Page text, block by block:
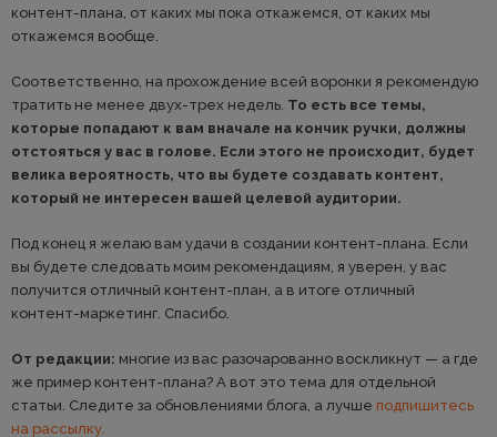
контент-плана, от каких мы пока откажемся, от каких мы
откажемся вообще.
Соответственно, на прохождение всей воронки я рекомендую
тратить не менее двух-трех недель. То есть все темы,
которые попадают к вам вначале на кончик ручки, должны
отстояться у вас в голове. Если этого не происходит, будет
велика вероятность, что вы будете создавать контент,
который не интересен вашей целевой аудитории.
Под конец я желаю вам удачи в создании контент-плана. Если
вы будете следовать моим рекомендациям, я уверен, у вас
получится отличный контент-план, а в итоге отличный
контент-маркетинг. Спасибо.
От редакции: многие из вас разочарованно воскликнут — а где
же пример контент-плана? А вот это тема для отдельной
статьи. Следите за обновлениями блога, а лучше подпишитесь
на рассылку.